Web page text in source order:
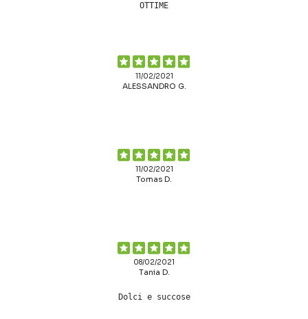
OTTIME
11/02/2021
ALESSANDRO G.
11/02/2021
Tomas D.
08/02/2021
Tania D.
Dolci e succose